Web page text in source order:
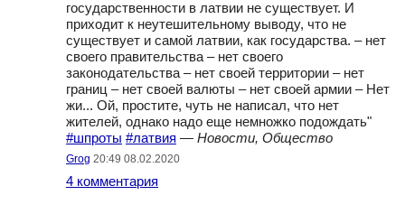
государственности в латвии не существует. И
приходит к неутешительному выводу, что не
существует и самой латвии, как государства. – нет
своего правительства – нет своего
законодательства – нет своей территории – нет
границ – нет своей валюты – нет своей армии – Нет
жи... Ой, простите, чуть не написал, что нет
жителей, однако надо еще немножко подождать"
#шпроты #латвия — Новости, Общество
Grog 20:49 08.02.2020
4 комментария